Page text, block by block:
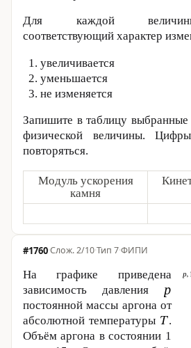
Для каждой
соответствующий характер
увеличивается
уменьшается
не изменяется
Запишите в таблицу
физической величины.
повторяться.
Модуль ускорения
камня
#1760· 2/10·Тип 7·ФИПИ
На графике приведена
зависимость давления
постоянной массы аргона от
абсолютной температуры
.
Объём аргона в состоянии 1